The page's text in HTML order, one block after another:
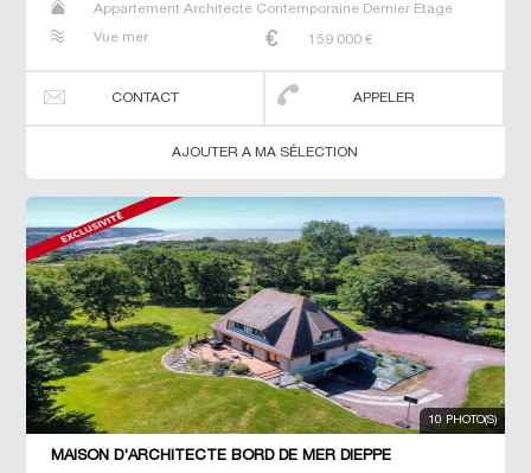
Appartement Architecte Contemporaine Dernier Etage
Villa
Vue mer 159 000 €
CONTACT APPELER
AJOUTER A MA SÉLECTION
10 PHOTO(S)
MAISON D'ARCHITECTE BORD DE MER DIEPPE